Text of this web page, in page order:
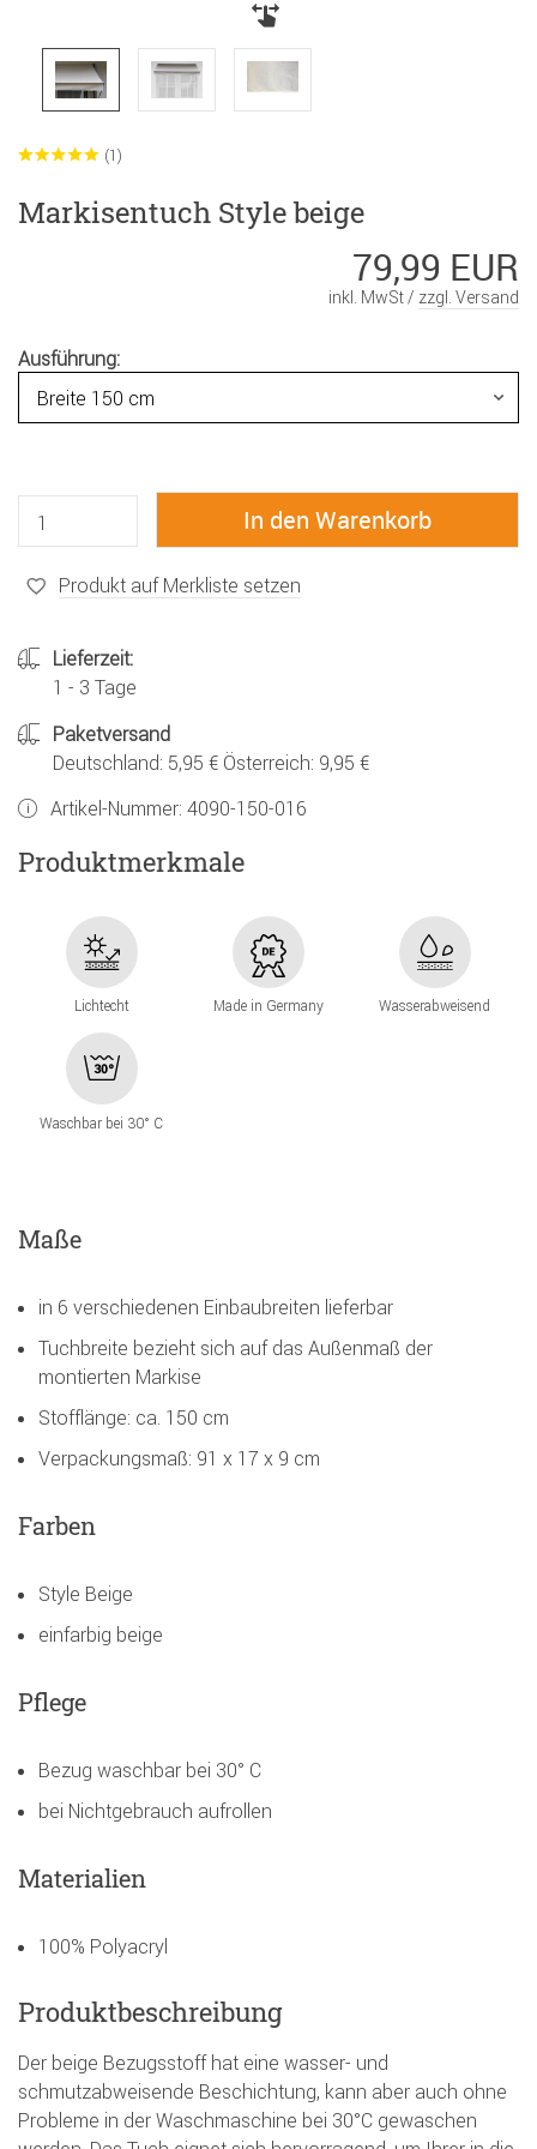
(1)
Markisentuch Style beige
79,99 EUR
inkl. MwSt / zzgl. Versand
Ausführung:
Produkt auf Merkliste setzen
Lieferzeit:
1 - 3 Tage
Paketversand
Deutschland: 5,95 € Österreich: 9,95 €
Artikel-Nummer: 4090-150-016
Produktmerkmale
Lichtecht Made in Germany Wasserabweisend
Waschbar bei 30° C
Maße
in 6 verschiedenen Einbaubreiten lieferbar
Tuchbreite bezieht sich auf das Außenmaß der
montierten Markise
Stofflänge: ca. 150 cm
Verpackungsmaß: 91 x 17 x 9 cm
Farben
Style Beige
einfarbig beige
Pflege
Bezug waschbar bei 30° C
bei Nichtgebrauch aufrollen
Materialien
100% Polyacryl
Produktbeschreibung
Der beige Bezugsstoff hat eine wasser- und
schmutzabweisende Beschichtung, kann aber auch ohne
Probleme in der Waschmaschine bei 30°C gewaschen